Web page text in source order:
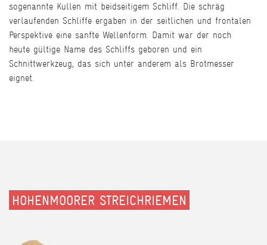
sogenannte Kullen mit beidseitigem Schliff. Die schräg
verlaufenden Schliffe ergaben in der seitlichen und frontalen
Perspektive eine sanfte Wellenform. Damit war der noch
heute gültige Name des Schliffs geboren und ein
Schnittwerkzeug, das sich unter anderem als Brotmesser
eignet.
HOHENMOORER STREICHRIEMEN